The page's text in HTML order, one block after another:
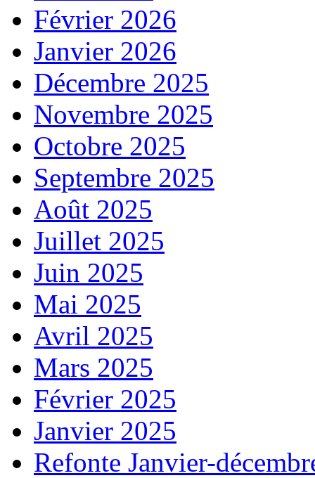
Février 2026
Janvier 2026
Décembre 2025
Novembre 2025
Octobre 2025
Septembre 2025
Août 2025
Juillet 2025
Juin 2025
Mai 2025
Avril 2025
Mars 2025
Février 2025
Janvier 2025
Refonte Janvier-